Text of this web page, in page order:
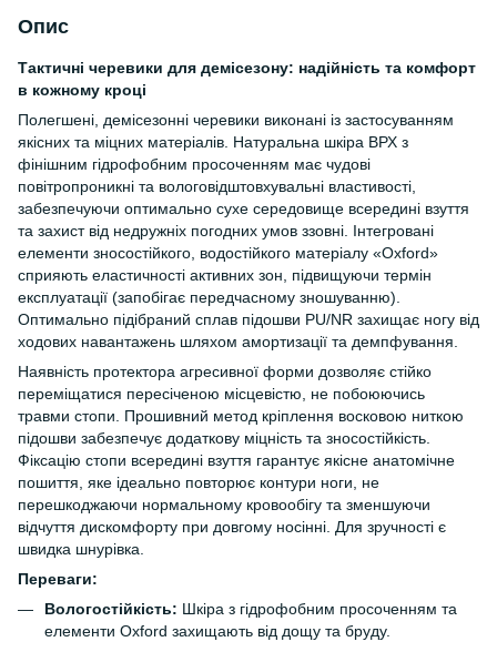
Опис
Тактичні черевики для демісезону: надійність та комфорт
в кожному кроці
Полегшені, демісезонні черевики виконані із застосуванням
якісних та міцних матеріалів. Натуральна шкіра ВРХ з
фінішним гідрофобним просоченням має чудові
повітропроникні та вологовідштовхувальні властивості,
забезпечуючи оптимально сухе середовище всередині взуття
та захист від недружніх погодних умов ззовні. Інтегровані
елементи зносостійкого, водостійкого матеріалу «Oxford»
сприяють еластичності активних зон, підвищуючи термін
експлуатації (запобігає передчасному зношуванню).
Оптимально підібраний сплав підошви PU/NR захищає ногу від
ходових навантажень шляхом амортизації та демпфування.
Наявність протектора агресивної форми дозволяє стійко
переміщатися пересіченою місцевістю, не побоюючись
травми стопи. Прошивний метод кріплення восковою ниткою
підошви забезпечує додаткову міцність та зносостійкість.
Фіксацію стопи всередині взуття гарантує якісне анатомічне
пошиття, яке ідеально повторює контури ноги, не
перешкоджаючи нормальному кровообігу та зменшуючи
відчуття дискомфорту при довгому носінні. Для зручності є
швидка шнурівка.
Переваги:
Вологостійкість: Шкіра з гідрофобним просоченням та
елементи Oxford захищають від дощу та бруду.